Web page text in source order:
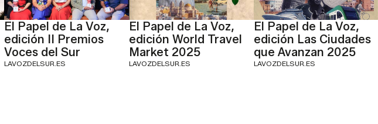
El Papel de La Voz,
edición II Premios
Voces del Sur
LAVOZDELSUR.ES
El Papel de La Voz,
edición World Travel
Market 2025
LAVOZDELSUR.ES
El Papel de La Voz,
edición Las Ciudades
que Avanzan 2025
LAVOZDELSUR.ES